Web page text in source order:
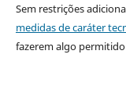
Sem restrições
medidas de caráter
fazerem algo permitido